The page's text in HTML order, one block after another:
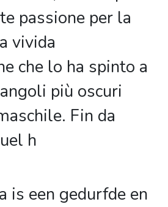
passione per la
vivida
che lo ha spinto a
più oscuri
Fin da
h
is een gedurfde en